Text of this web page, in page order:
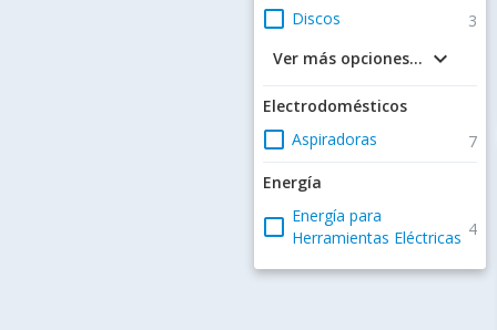
check_box_outline_blank Discos 3
keyboard_arrow_down
Ver más opciones...
Electrodomésticos
check_box_outline_blank Aspiradoras
7
Energía
check_box_outline_blank Energía para
Herramientas Eléctricas 4